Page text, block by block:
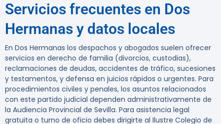
Servicios frecuentes en Dos
Hermanas y datos locales
En Dos Hermanas los despachos y abogados suelen ofrecer
servicios en derecho de familia (divorcios, custodias),
reclamaciones de deudas, accidentes de tráfico, sucesiones
y testamentos, y defensa en juicios rápidos o urgentes. Para
procedimientos civiles y penales, los asuntos relacionados
con este partido judicial dependen administrativamente de
la Audiencia Provincial de Sevilla. Para asistencia legal
gratuita o turno de oficio debes dirigirte al Ilustre Colegio de